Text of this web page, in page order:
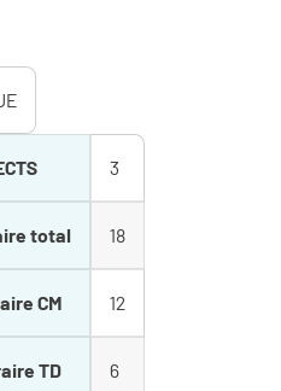
3
total 18
CM 12
TD 6